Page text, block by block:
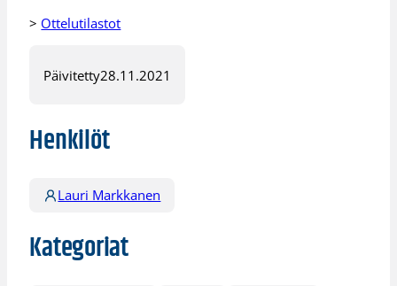
> Ottelutilastot
Päivitetty28.11.2021
Henkilöt
Lauri Markkanen
Kategoriat